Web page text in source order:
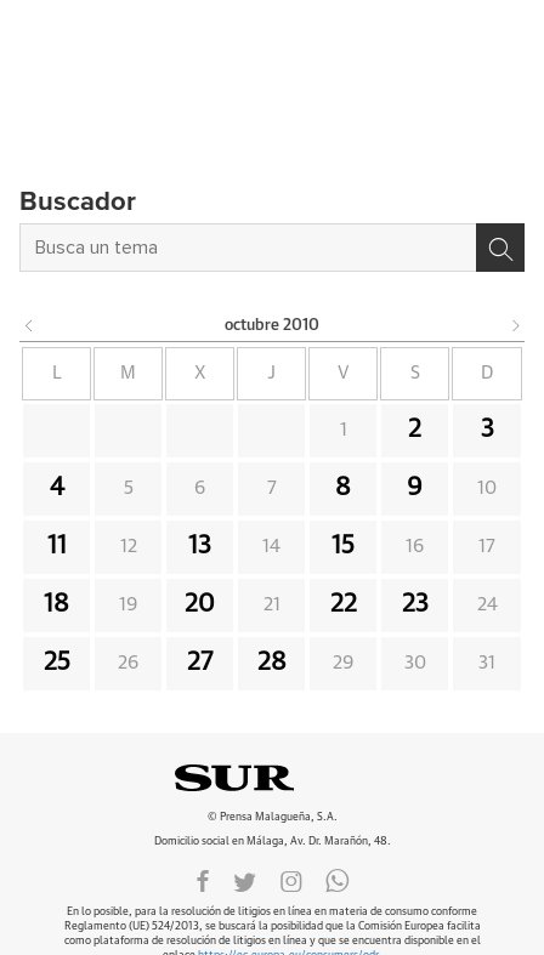
Buscador
octubre 2010
L M X J V S D
1 2 3
4 5 6 7 8 9 10
11 12 13 14 15 16 17
18 19 20 21 22 23 24
25 26 27 28 29 30 31
© Prensa Malagueña, S.A.
Domicilio social en Málaga, Av. Dr. Marañón, 48.
En lo posible, para la resolución de litigios en línea en materia de consumo conforme
Reglamento (UE) 524/2013, se buscará la posibilidad que la Comisión Europea facilita
como plataforma de resolución de litigios en línea y que se encuentra disponible en el